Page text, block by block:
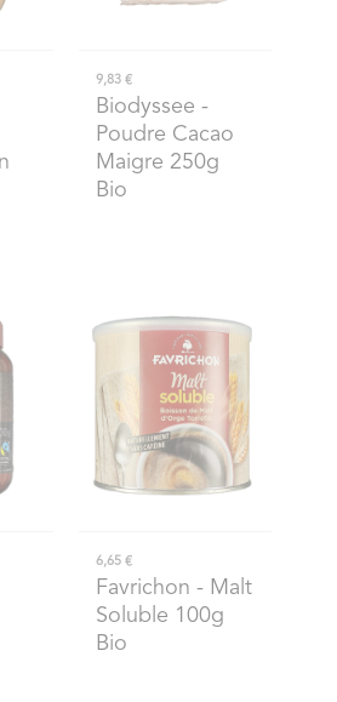
9,83 €
Biodyssee -
Poudre Cacao
Maigre 250g
Bio
6,65 €
Favrichon - Malt
Soluble 100g
Bio